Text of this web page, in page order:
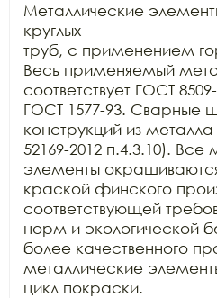
Металлические
круглых
труб, с применением
Весь применяемый
соответствует ГОСТ
ГОСТ 1577-93. Сварные
конструкций из
52169-2012 п.4.3.10). Все
элементы
краской финского
соответствующей
норм и экологической
более качественного
металлические
цикл покраски.